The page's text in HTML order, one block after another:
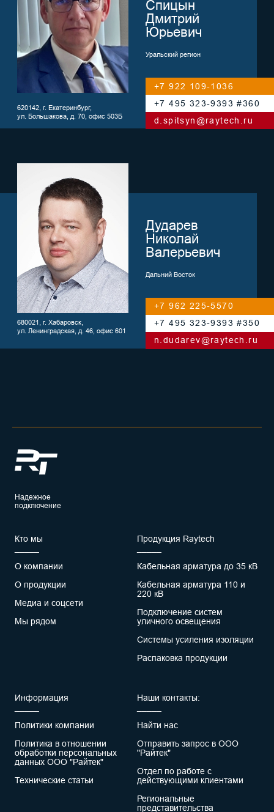
Надежное
подключение
Кто мы
О компании
О продукции
Медиа и соцсети
Мы рядом
Продукция Raytech
Кабельная арматура до 35 кВ
Кабельная арматура 110 и
220 кВ
Подключение систем
уличного освещения
Системы усиления изоляции
Распаковка продукции
Информация
Политики компании
Политика в отношении
обработки персональных
данных ООО "Райтек"
Технические статьи
Наши контакты:
Найти нас
Отправить запрос в ООО
"Райтек"
Отдел по работе с
действующими клиентами
Региональные
представительства